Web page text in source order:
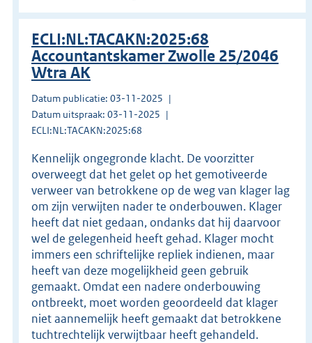
ECLI:NL:TACAKN:2025:68
Accountantskamer Zwolle 25/2046
Wtra AK
Datum publicatie: 03-11-2025
Datum uitspraak: 03-11-2025
ECLI:NL:TACAKN:2025:68
Kennelijk ongegronde klacht. De voorzitter
overweegt dat het gelet op het gemotiveerde
verweer van betrokkene op de weg van klager lag
om zijn verwijten nader te onderbouwen. Klager
heeft dat niet gedaan, ondanks dat hij daarvoor
wel de gelegenheid heeft gehad. Klager mocht
immers een schriftelijke repliek indienen, maar
heeft van deze mogelijkheid geen gebruik
gemaakt. Omdat een nadere onderbouwing
ontbreekt, moet worden geoordeeld dat klager
niet aannemelijk heeft gemaakt dat betrokkene
tuchtrechtelijk verwijtbaar heeft gehandeld.